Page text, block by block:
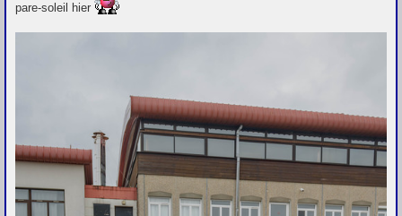
a
pare-soleil hier